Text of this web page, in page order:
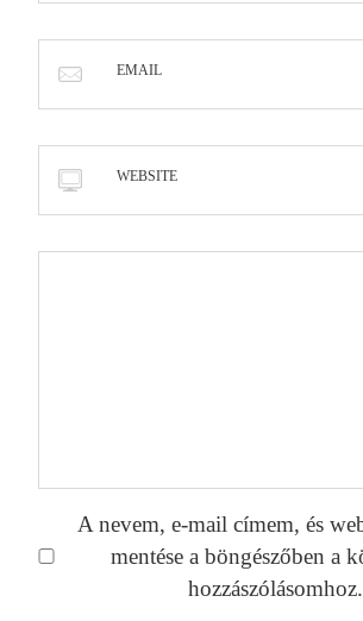
EMAIL
WEBSITE
A nevem, e-mail címem, és
mentése a böngészőben a
hozzászólásomhoz.